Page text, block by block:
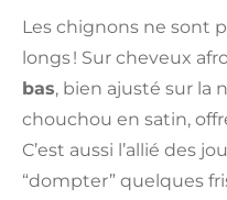
Les chignons ne sont
longs ! Sur cheveux
bas, bien ajusté sur la
chouchou en satin,
C’est aussi l’allié des
“dompter” quelques